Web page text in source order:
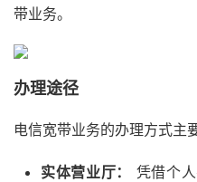
带业务。
办理途径
电信宽带业务的办理方式主
实体营业厅：
凭借个